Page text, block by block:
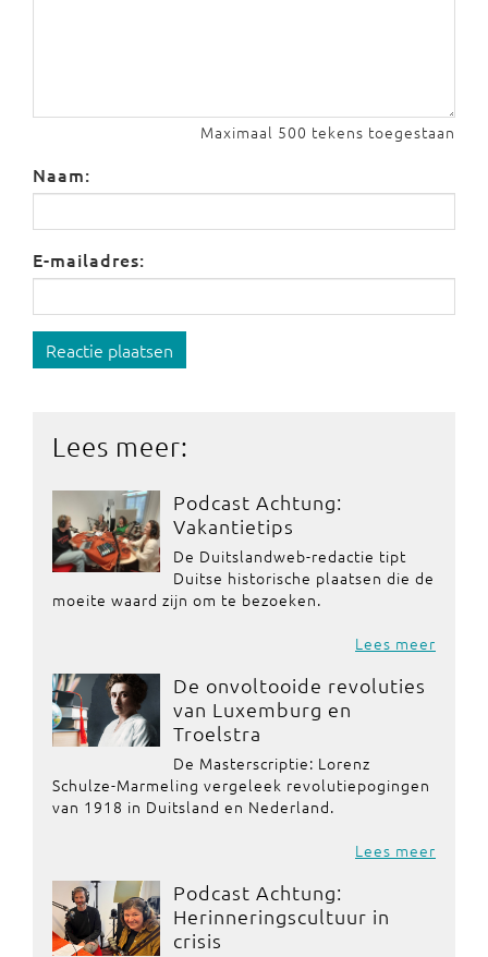
Maximaal 500 tekens toegestaan
Naam:
E-mailadres:
Reactie plaatsen
Lees meer:
Podcast Achtung:
Vakantietips
De Duitslandweb-redactie tipt
Duitse historische plaatsen die de
moeite waard zijn om te bezoeken.
Lees meer
De onvoltooide revoluties
van Luxemburg en
Troelstra
De Masterscriptie: Lorenz
Schulze-Marmeling vergeleek revolutiepogingen
van 1918 in Duitsland en Nederland.
Lees meer
Podcast Achtung:
Herinneringscultuur in
crisis